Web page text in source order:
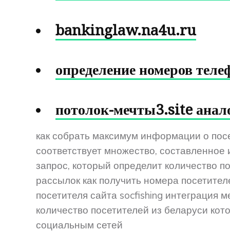
bankinglaw.na4u.ru
определение номеров
потолок-мечты3.site
как собрать максимум информации о
соответствует множество,
запрос, который определит количество
рассылок как получить номера
посетителя сайта socfishing интеграция
количество посетителей из беларуси
социальным сетей